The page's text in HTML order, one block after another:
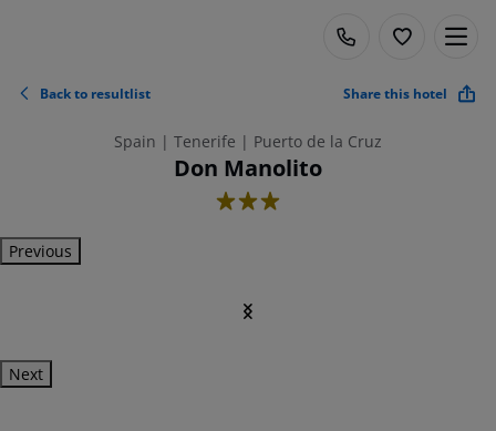
Back to resultlist Share this hotel
Spain | Tenerife | Puerto de la Cruz
Don Manolito
3
Previous
Next